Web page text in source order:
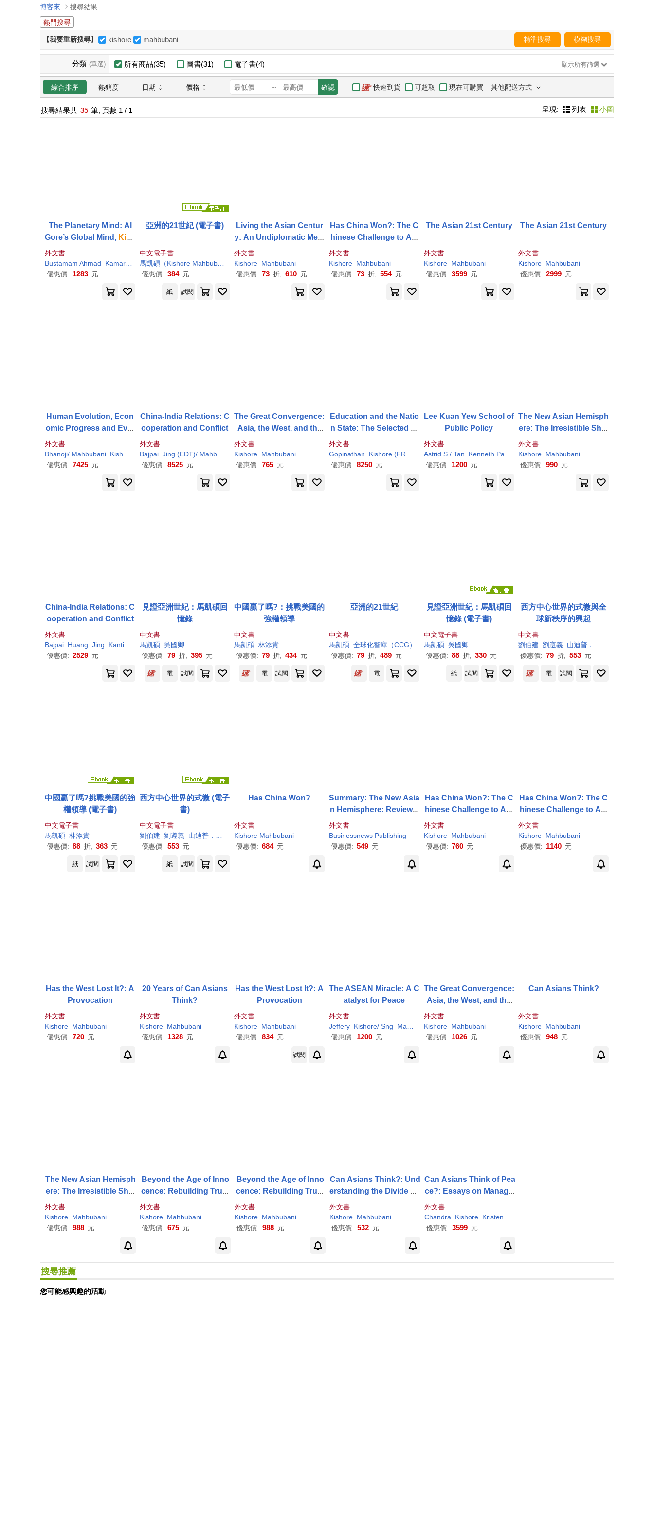
博客來
搜尋結果
熱門搜尋
【我要重新搜尋】 kishore mahbubani 精準搜尋 模糊搜尋
分類 (單選) 所有商品(35) 圖書(31) 電子書(4) 顯示所有篩選
綜合排序 熱銷度 日期 價格 ~ 確認 快速到貨 可超取 現在可購買 其他配送方式
搜尋結果共 35 筆, 頁數 1 / 1 呈現: 列表 小圖
The Planetary Mind: Al
Gore’s Global Mind, Kish
ore Mahbubani
orld, and the Architectur
e of the Coming
外文書
Bustamam Ahmad
Kamaruzzaman
優惠價: 1283 元
亞洲的21世紀 (電子書)
中文電子書
馬凱碩（Kishore Mahbubani
優惠價: 384 元
Living the Asian Centur
y: An Undiplomatic Mem
外文書
Kishore Mahbubani
優惠價: 73 折, 610 元
Has China Won?: The C
hinese Challenge to Am
erican Primacy
外文書
Kishore Mahbubani
優惠價: 73 折, 554 元
The Asian 21st Century
外文書
Kishore Mahbubani
優惠價: 3599 元
The Asian 21st Century
外文書
Kishore Mahbubani
優惠價: 2999 元
紙 試閱
Human Evolution, Econ
omic Progress and Evol
utionary Failure
外文書
Bhanoji/ Mahbubani Kishore (FRW)
Rao
優惠價: 7425 元
China-India Relations: C
ooperation and Conflict
外文書
Bajpai Jing (EDT)/ Mahbubani Kanti (EDT)/ Huang
(EDT)
優惠價: 8525 元
The Great Convergence:
Asia, the West, and the
Logic of One World
外文書
Kishore Mahbubani
優惠價: 765 元
Education and the Natio
n State: The Selected W
orks of S. Gopinathan
外文書
Gopinathan
Kishore (FRW) S./Mahbubani
優惠價: 8250 元
Lee Kuan Yew School of
Public Policy
外文書
Astrid S./ Tan
Kenneth Paul Kishore/ Yiannouka Mahbubani
優惠價: 1200 元
The New Asian Hemisph
ere: The Irresistible Shift
of Global Power to the E
ast
外文書
Kishore Mahbubani
優惠價: 990 元
China-India Relations: C
ooperation and Conflict
外文書
Bajpai Huang Jing Kanti Kishore Mahbubani
優惠價: 2529 元
見證亞洲世紀：馬凱碩回
憶錄
中文書
馬凱碩 吳國卿
優惠價: 79 折, 395 元
中國贏了嗎?：挑戰美國的
強權領導
中文書
馬凱碩 林添貴
優惠價: 79 折, 434 元
亞洲的21世紀
中文書
馬凱碩 全球化智庫（CCG）
優惠價: 79 折, 489 元
見證亞洲世紀：馬凱碩回
憶錄 (電子書)
中文電子書
馬凱碩 吳國卿
優惠價: 88 折, 330 元
西方中心世界的式微與全
球新秩序的興起
中文書
劉伯建 劉遵義 山迪普．謝士崔
優惠價: 79 折, 553 元
電 試閱 電 試閱 電 紙 試閱 電 試閱
中國贏了嗎?挑戰美國的強
權領導 (電子書)
中文電子書
馬凱碩 林添貴
優惠價: 88 折, 363 元
西方中心世界的式微 (電子
書)
中文電子書
劉伯建 劉遵義 山迪普．謝士崔 巴瑞．布贊 彼得．卡贊斯坦 恒川惠市 朱雲漢 沃夫岡．施特雷克 濤慕思．博格 約翰．達恩 肖逸夫 菲利普．施密特
優惠價: 553 元
Has China Won?
外文書
Kishore Mahbubani
優惠價: 684 元
Summary: The New Asia
n Hemisphere: Review a
nd Analysis of
Mahbubani’s Book
外文書
Businessnews Publishing
優惠價: 549 元
Has China Won?: The C
hinese Challenge to Am
erican Primacy
外文書
Kishore Mahbubani
優惠價: 760 元
Has China Won?: The C
hinese Challenge to Am
erican Primacy
外文書
Kishore Mahbubani
優惠價: 1140 元
紙 試閱 紙 試閱
Has the West Lost It?: A
Provocation
外文書
Kishore Mahbubani
優惠價: 720 元
20 Years of Can Asians
Think?
外文書
Kishore Mahbubani
優惠價: 1328 元
Has the West Lost It?: A
Provocation
外文書
Kishore Mahbubani
優惠價: 834 元
The ASEAN Miracle: A C
atalyst for Peace
外文書
Jeffery Kishore/ Sng
Mahbubani
優惠價: 1200 元
The Great Convergence:
Asia, the West, and the
Logic of One World
外文書
Kishore Mahbubani
優惠價: 1026 元
Can Asians Think?
外文書
Kishore Mahbubani
優惠價: 948 元
試閱
The New Asian Hemisph
ere: The Irresistible Shift
of Global Power to the E
ast
外文書
Kishore Mahbubani
優惠價: 988 元
Beyond the Age of Inno
cence: Rebuilding Trust
Between American And
the World
外文書
Kishore Mahbubani
優惠價: 675 元
Beyond the Age of Inno
cence: Rebuilding Trust
Between America and th
e World
外文書
Kishore Mahbubani
優惠價: 988 元
Can Asians Think?: Und
erstanding the Divide Be
tween East and West
外文書
Kishore Mahbubani
優惠價: 532 元
Can Asians Think of Pea
ce?: Essays on Managin
g Conflict in the Asian C
entury
外文書
Chandra
Kishore Kristen
優惠價: 3599 元
搜尋推薦
您可能感興趣的活動